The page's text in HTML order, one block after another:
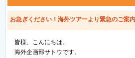
お急ぎください！海外ツアーより緊急のご案内
皆様、こんにちは。
海外企画部サトウです。